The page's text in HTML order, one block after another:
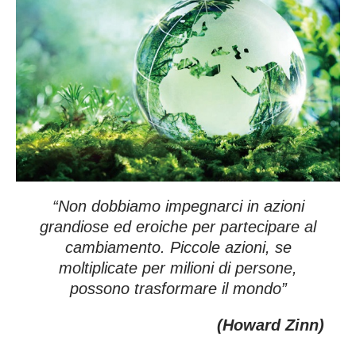
“Non dobbiamo impegnarci in azioni
grandiose ed eroiche per partecipare al
cambiamento. Piccole azioni, se
moltiplicate per milioni di persone,
possono trasformare il mondo”
(Howard Zinn)